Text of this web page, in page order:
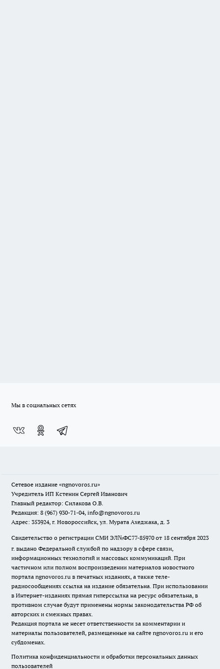
Мы в социальных сетях
Сетевое издание «ngnovoros.ru»
Учредитель ИП Кстенин Сергей Иванович
Главный редактор: Силакова О.В.
Редакция: 8 (967) 930-71-04, info@ngnovoros.ru
Адрес: 353924, г. Новороссийск, ул. Мурата Ахеджака, д. 3
Свидетельство о регистрации СМИ ЭЛ№ФС77-85970 от 18 сентября 2023
г. выдано Федеральной службой по надзору в сфере связи,
информационных технологий и массовых коммуникаций. При
частичном или полном воспроизведении материалов новостного
портала ngnovoros.ru в печатных изданиях, а также теле-
радиосообщениях ссылка на издание обязательна. При использовании
в Интернет-изданиях прямая гиперссылка на ресурс обязательна, в
противном случае будут применены нормы законодательства РФ об
авторских и смежных правах.
Редакция портала не несет ответственности за комментарии и
материалы пользователей, размещенные на сайте ngnovoros.ru и его
субдоменах.
Политика конфиденциальности и обработки персональных данных
пользователей